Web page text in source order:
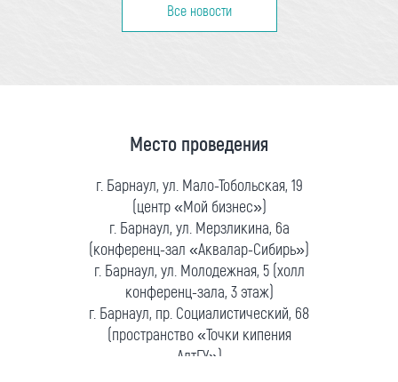
Все новости
Место проведения
г. Барнаул, ул. Мало-Тобольская, 19
(центр «Мой бизнес»)
г. Барнаул, ул. Мерзликина, 6а
(конференц-зал «Аквалар-Сибирь»)
г. Барнаул, ул. Молодежная, 5 (холл
конференц-зала, 3 этаж)
г. Барнаул, пр. Социалистический, 68
(пространство «Точки кипения
АлтГУ»)